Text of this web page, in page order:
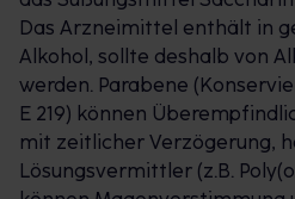
Zitronengeschmack, neo-
akute Halsschmerzen
und neo-angin® Benzydamin
Halsschmerzen lindern bei
den Schmerz, bekämpfen
Schluckbeschwerden und
Das Arzneimittel enthält in
Alkohol, sollte deshalb von
werden. Parabene
E 219) können
mit zeitlicher Verzögerung,
Lösungsvermittler (z.B.